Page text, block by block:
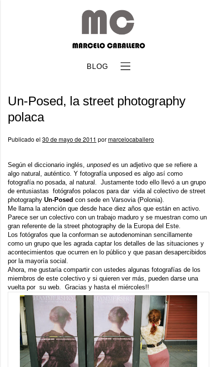
BLOG
Un-Posed, la street photography
polaca
Publicado el 30 de mayo de 2011 pormarcelocaballero
Según el diccionario inglés, unposedes un adjetivo que se refiere a
algo natural, auténtico. Y fotografía unposed es algo así como
fotografía no posada, al natural. Justamente todo ello llevó a un grupo
de entusiastas fotógrafos polacos para dar vida al colectivo de street
photography Un-Posed con sede en Varsovia (Polonia).
Me llama la atención que desde hace diez años que están en activo.
Parece ser un colectivo con un trabajo maduro y se muestran como un
gran referente de la street photography de la Europa del Este.
Los fotógrafos que la conforman se autodenominan sencillamente
como un grupo que les agrada captar los detalles de las situaciones y
acontecimientos que ocurren en lo público y que pasan desapercibidos
por la mayoría social.
Ahora, me gustaría compartir con ustedes algunas fotografías de los
miembros de este colectivo y si quieren ver más, pueden darse una
vuelta por su web. Gracias y hasta el miércoles!!